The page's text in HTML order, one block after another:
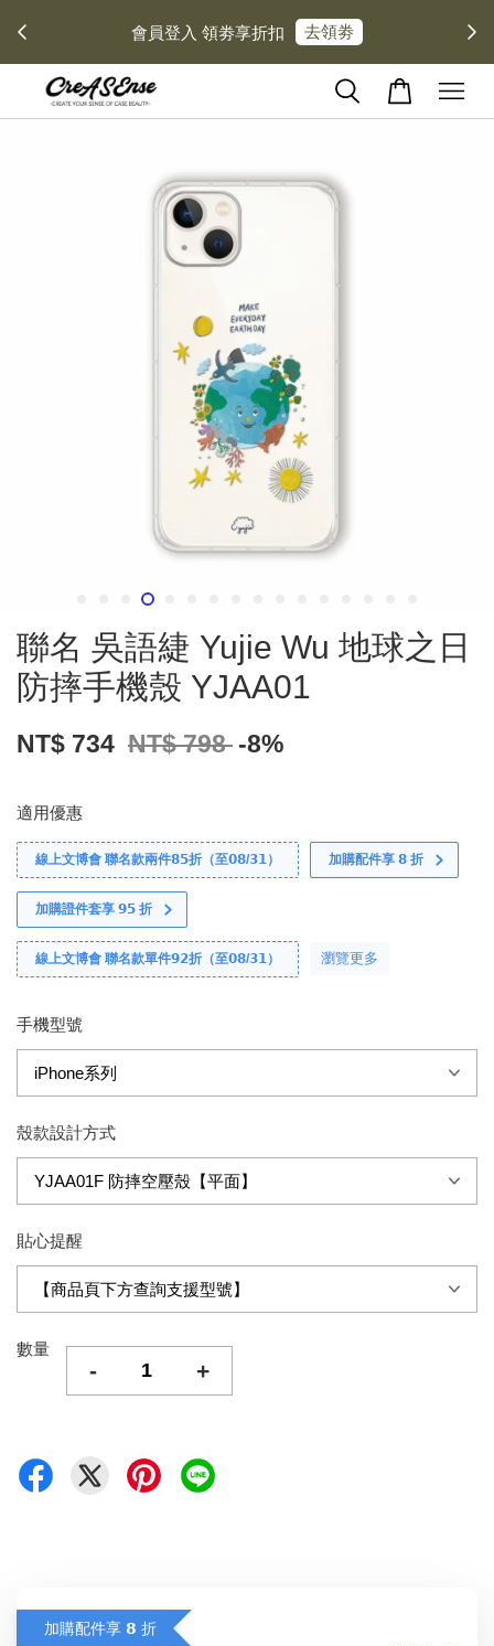
會員登入 領劵享折扣 去領劵
聯名 吳語緁 Yujie Wu 地球之日
防摔手機殼 YJAA01
NT$ 734 NT$ 798 -8%
適用優惠
線上文博會 聯名款兩件𝟴𝟱折（至𝟬𝟴/𝟯𝟭） 加購配件享 𝟴 折
加購證件套享 𝟵𝟱 折
線上文博會 聯名款單件𝟵𝟮折（至𝟬𝟴/𝟯𝟭） 瀏覽更多
手機型號
殼款設計方式
貼心提醒
數量
- +
加購配件享 𝟴 折